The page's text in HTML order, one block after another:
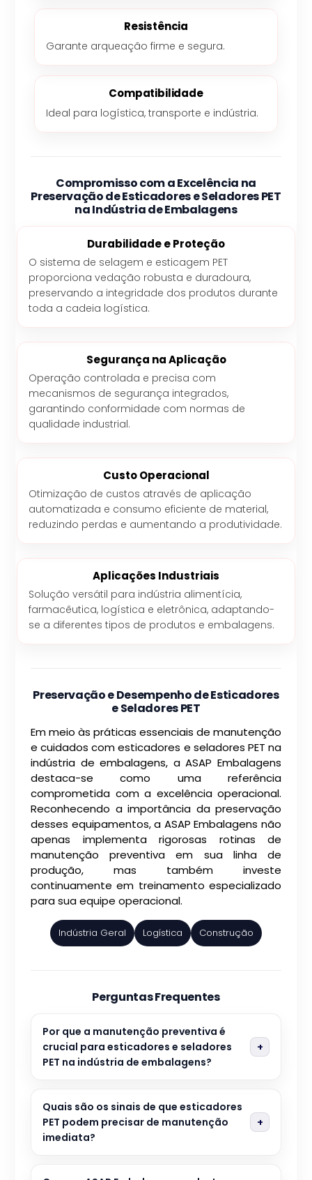
Resistência
Garante arqueação firme e segura.
Compatibilidade
Ideal para logística, transporte e indústria.
Compromisso com a Excelência na
Preservação de Esticadores e Seladores PET
na Indústria de Embalagens
Durabilidade e Proteção
O sistema de selagem e esticagem PET
proporciona vedação robusta e duradoura,
preservando a integridade dos produtos durante
toda a cadeia logística.
Segurança na Aplicação
Operação controlada e precisa com
mecanismos de segurança integrados,
garantindo conformidade com normas de
qualidade industrial.
Custo Operacional
Otimização de custos através de aplicação
automatizada e consumo eficiente de material,
reduzindo perdas e aumentando a produtividade.
Aplicações Industriais
Solução versátil para indústria alimentícia,
farmacêutica, logística e eletrônica, adaptando-
se a diferentes tipos de produtos e embalagens.
Preservação e Desempenho de Esticadores
e Seladores PET
Em meio às práticas essenciais de manutenção
e cuidados com esticadores e seladores PET na
indústria de embalagens, a ASAP Embalagens
destaca-se como uma referência
comprometida com a excelência operacional.
Reconhecendo a importância da preservação
desses equipamentos, a ASAP Embalagens não
apenas implementa rigorosas rotinas de
manutenção preventiva em sua linha de
produção, mas também investe
continuamente em treinamento especializado
para sua equipe operacional.
Indústria Geral Logística Construção
Perguntas Frequentes
Por que a manutenção preventiva é
crucial para esticadores e seladores
PET na indústria de embalagens?
Quais são os sinais de que esticadores
PET podem precisar de manutenção
imediata?